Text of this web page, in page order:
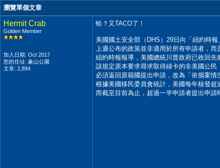
瀏覽單個文章
Hermit Crab
Golden Member
加入日期: Oct 2017
您的住址: 象山公園
文章: 2,894
蛤？又TACO了！
美國國土安全部（DHS）29日向「紐約時
上週公布的政策並非適用於所有申請者，
紐約時報報導，美國總統川普政府已收回先
該規定原本要求尋求取得綠卡的非美國公民
必須返回原籍國提出申請，改為「依個案情
根據美國移民委員會統計，美國每年核發超
而截至目前為止，超過一半申請者提出申請